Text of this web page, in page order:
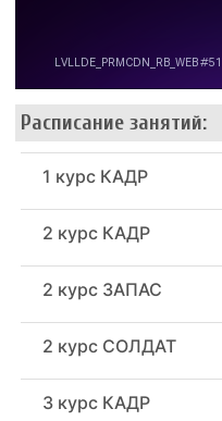
Расписание занятий:
1 курс КАДР
2 курс КАДР
2 курс ЗАПАС
2 курс СОЛДАТ
3 курс КАДР